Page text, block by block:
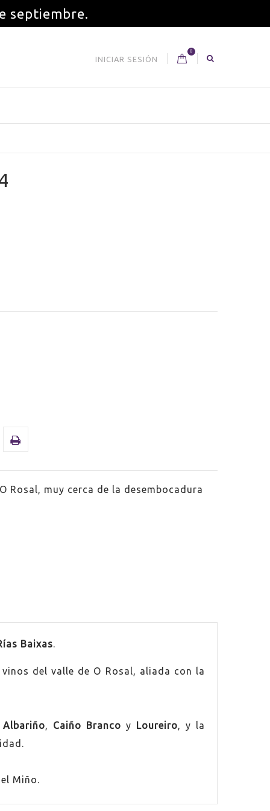
septiembre.
0
INICIAR SESIÓN
Rosal, muy cerca de la desembocadura
Baixas.
del valle de O Rosal, aliada con la
Albariño, Caiño Branco y Loureiro, y la
Miño.